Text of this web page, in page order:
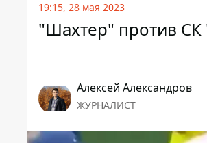
19:15, 28 мая 2023
"Шахтер" против СК
Алексей Александров
ЖУРНАЛИСТ